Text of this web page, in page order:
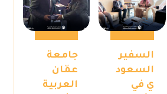
السفير
السعود
ي في
جامعة
عمّان
العربية